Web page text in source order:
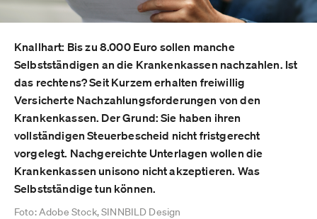
Knallhart: Bis zu 8.000 Euro sollen manche
Selbstständigen an die Krankenkassen nachzahlen. Ist
das rechtens? Seit Kurzem erhalten freiwillig
Versicherte Nachzahlungsforderungen von den
Krankenkassen. Der Grund: Sie haben ihren
vollständigen Steuerbescheid nicht fristgerecht
vorgelegt. Nachgereichte Unterlagen wollen die
Krankenkassen unisono nicht akzeptieren. Was
Selbstständige tun können.
Foto: Adobe Stock, SINNBILD Design